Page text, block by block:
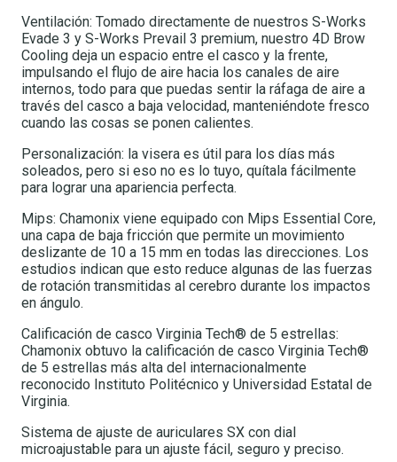
Ventilación: Tomado directamente de nuestros S-Works
Evade 3 y S-Works Prevail 3 premium, nuestro 4D Brow
Cooling deja un espacio entre el casco y la frente,
impulsando el flujo de aire hacia los canales de aire
internos, todo para que puedas sentir la ráfaga de aire a
través del casco a baja velocidad, manteniéndote fresco
cuando las cosas se ponen calientes.
Personalización: la visera es útil para los días más
soleados, pero si eso no es lo tuyo, quítala fácilmente
para lograr una apariencia perfecta.
Mips: Chamonix viene equipado con Mips Essential Core,
una capa de baja fricción que permite un movimiento
deslizante de 10 a 15 mm en todas las direcciones. Los
estudios indican que esto reduce algunas de las fuerzas
de rotación transmitidas al cerebro durante los impactos
en ángulo.
Calificación de casco Virginia Tech® de 5 estrellas:
Chamonix obtuvo la calificación de casco Virginia Tech®
de 5 estrellas más alta del internacionalmente
reconocido Instituto Politécnico y Universidad Estatal de
Virginia.
Sistema de ajuste de auriculares SX con dial
microajustable para un ajuste fácil, seguro y preciso.